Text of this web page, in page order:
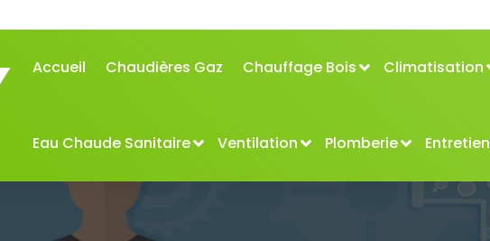
Accueil Chaudières Gaz Chauffage Bois Climatisation
Eau Chaude Sanitaire Ventilation Plomberie Entretien